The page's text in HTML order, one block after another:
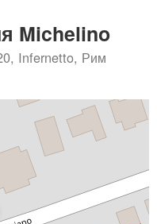
Michelino
Infernetto, Рим